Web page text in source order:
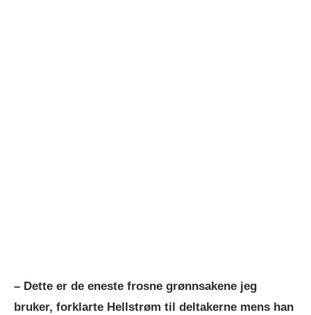
– Dette er de eneste frosne grønnsakene jeg
bruker, forklarte Hellstrøm til deltakerne mens han